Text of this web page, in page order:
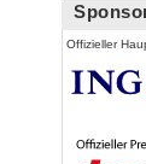
Offizieller